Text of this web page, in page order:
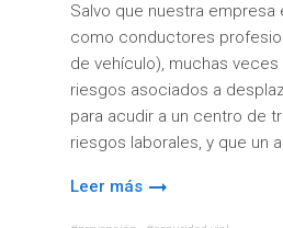
Salvo que nuestra
como conductores
de vehículo), muchas
riesgos asociados a
para acudir a un centro de
riesgos laborales, y que un
Leer más